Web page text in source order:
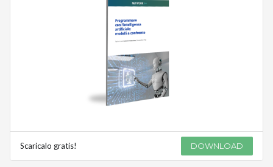
Scaricalo gratis! DOWNLOAD